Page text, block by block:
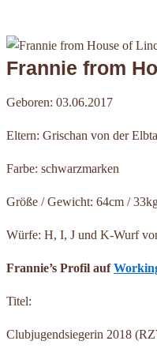
Frannie from
Geboren: 03.06.2017
Eltern: Grischan von der
Farbe: schwarzmarken
Größe / Gewicht: 64cm /
Würfe: H, I, J und K-Wurf
Frannie’s Profil auf
Titel:
Clubjugendsiegerin 2018